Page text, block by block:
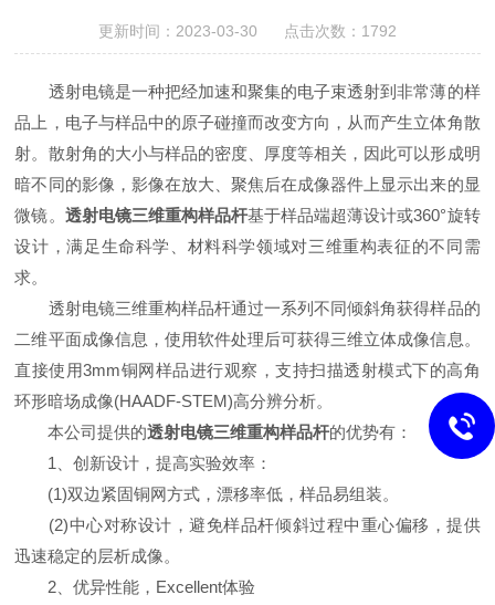
更新时间：2023-03-30 点击次数：1792
透射电镜是一种把经加速和聚集的电子束透射到非常薄的样
品上，电子与样品中的原子碰撞而改变方向，从而产生立体角散
射。散射角的大小与样品的密度、厚度等相关，因此可以形成明
暗不同的影像，影像在放大、聚焦后在成像器件上显示出来的显
微镜。 透射电镜三维重构样品杆基于样品端超薄设计或360°旋转
设计，满足生命科学、材料科学领域对三维重构表征的不同需
求。
透射电镜三维重构样品杆通过一系列不同倾斜角获得样品的
二维平面成像信息，使用软件处理后可获得三维立体成像信息。
直接使用3mm铜网样品进行观察，支持扫描透射模式下的高角
环形暗场成像(HAADF-STEM)高分辨分析。
本公司提供的透射电镜三维重构样品杆的优势有：
1、创新设计，提高实验效率：
(1)双边紧固铜网方式，漂移率低，样品易组装。
(2)中心对称设计，避免样品杆倾斜过程中重心偏移，提供
迅速稳定的层析成像。
2、优异性能，Excellent体验